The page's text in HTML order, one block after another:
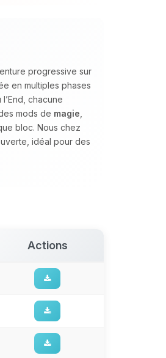
progressive sur
en multiples phases
chacune
mods de magie
bloc. Nous chez
idéal pour des
Actions